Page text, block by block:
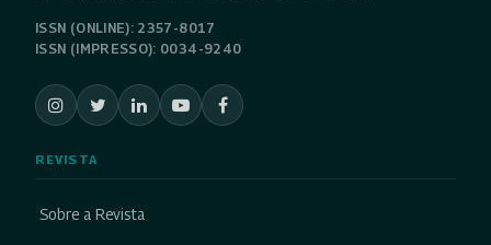
ISSN (ONLINE): 2357-8017
ISSN (IMPRESSO): 0034-9240
REVISTA
Sobre a Revista